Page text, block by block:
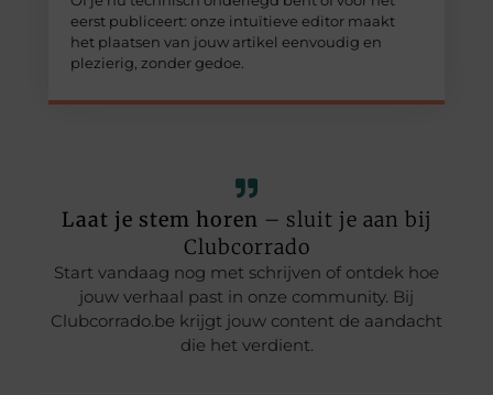
eerst publiceert: onze intuïtieve editor maakt
het plaatsen van jouw artikel eenvoudig en
plezierig, zonder gedoe.
Laat je stem horen – sluit je aan bij
Clubcorrado
Start vandaag nog met schrijven of ontdek hoe
jouw verhaal past in onze community. Bij
Clubcorrado.be krijgt jouw content de aandacht
die het verdient.